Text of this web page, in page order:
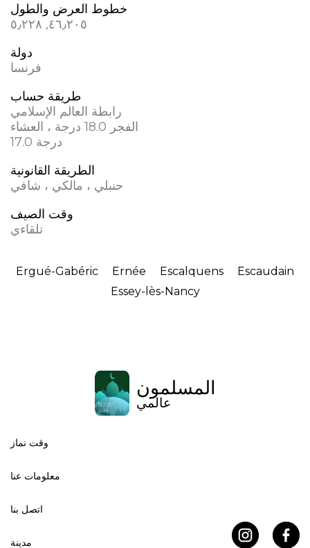
خطوط العرض والطول
٤٦٫٢٠٥, ٥٫٢٢٨
دولة
فرنسا
طريقة حساب
رابطة العالم الإسلامي
الفجر 18.0 درجة ، العشاء
17.0 درجة
الطريقة القانونية
حنبلي ، مالكي ، شافي
وقت الصيف
تلقاءي
Ergué-Gabéric Ernée Escalquens
Escaudain
Essey-lès-Nancy
المسلمون
عالمي
وقت نماز
معلومات عنا
اتصل بنا
مدينة